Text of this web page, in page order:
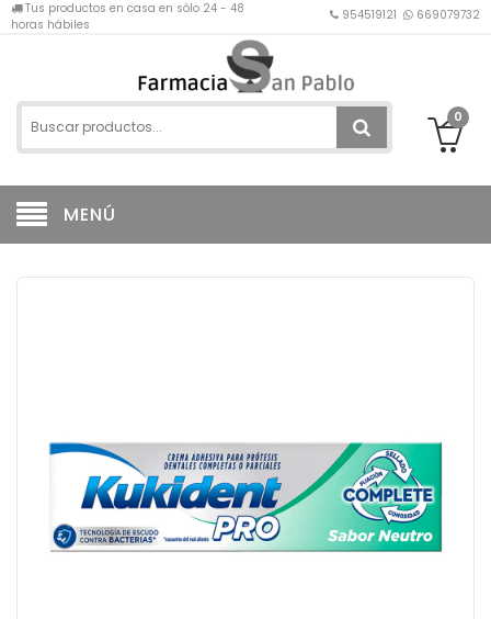
Tus productos en casa en sólo 24 - 48
horas hábiles
954519121 669079732
0
MENÚ